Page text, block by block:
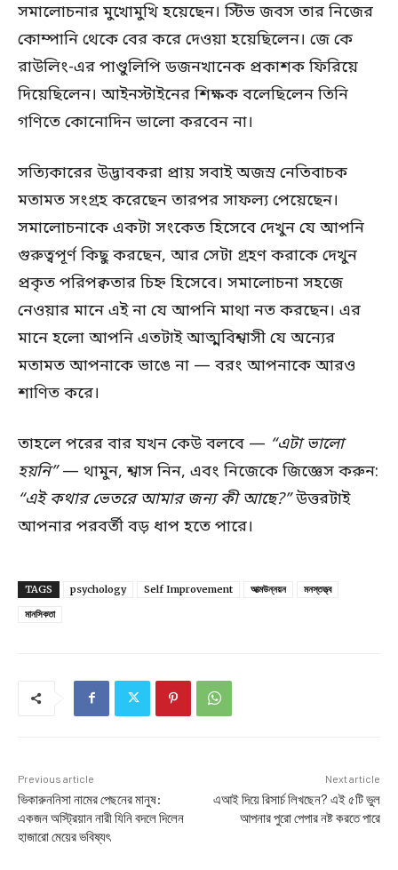
সমালোচনার মুখোমুখি হয়েছেন। স্টিভ জবস তার নিজের
কোম্পানি থেকে বের করে দেওয়া হয়েছিলেন। জে কে
রাউলিং-এর পাণ্ডুলিপি ডজনখানেক প্রকাশক ফিরিয়ে
দিয়েছিলেন। আইনস্টাইনের শিক্ষক বলেছিলেন তিনি
গণিতে কোনোদিন ভালো করবেন না।
সত্যিকারের উদ্ভাবকরা প্রায় সবাই অজস্র নেতিবাচক
মতামত সংগ্রহ করেছেন তারপর সাফল্য পেয়েছেন।
সমালোচনাকে একটা সংকেত হিসেবে দেখুন যে আপনি
গুরুত্বপূর্ণ কিছু করছেন, আর সেটা গ্রহণ করাকে দেখুন
প্রকৃত পরিপক্বতার চিহ্ন হিসেবে। সমালোচনা সহজে
নেওয়ার মানে এই না যে আপনি মাথা নত করছেন। এর
মানে হলো আপনি এতটাই আত্মবিশ্বাসী যে অন্যের
মতামত আপনাকে ভাঙে না — বরং আপনাকে আরও
শাণিত করে।
তাহলে পরের বার যখন কেউ বলবে — “এটা ভালো
হয়নি”— থামুন, শ্বাস নিন, এবং নিজেকে জিজ্ঞেস করুন:
“এই কথার ভেতরে আমার জন্য কী আছে?”উত্তরটাই
আপনার পরবর্তী বড় ধাপ হতে পারে।
TAGS psychology Self Improvement আত্মউন্নয়ন
মনস্তত্ত্ব
মানসিকতা
Previous article
ভিকারুননিসা নামের পেছনের মানুষ:
একজন অস্ট্রিয়ান নারী যিনি বদলে দিলেন
হাজারো মেয়ের ভবিষ্যৎ
Next article
এআই দিয়ে রিসার্চ লিখছেন? এই ৫টি ভুল
আপনার পুরো পেপার নষ্ট করতে পারে